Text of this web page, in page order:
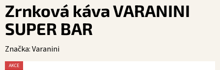
Zrnková káva VARANINI
SUPER BAR
Značka:Varanini
AKCE